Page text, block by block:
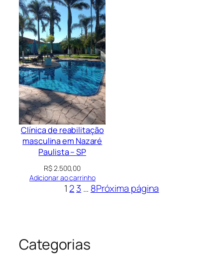
Clínica de reabilitação
masculina em Nazaré
Paulista – SP
R$2.500,00
Adicionar ao carrinho
1 23 … 8Próxima página
Categorias